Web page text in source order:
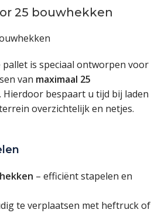
25 bouwhekken
is speciaal ontworpen voor
van maximaal 25
Hierdoor bespaart u tijd bij laden
overzichtelijk en netjes.
– efficiënt stapelen en
te verplaatsen met heftruck of